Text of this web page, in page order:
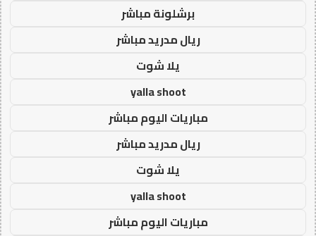
برشلونة مباشر
ريال مدريد مباشر
يلا شوت
yalla shoot
مباريات اليوم مباشر
ريال مدريد مباشر
يلا شوت
yalla shoot
مباريات اليوم مباشر